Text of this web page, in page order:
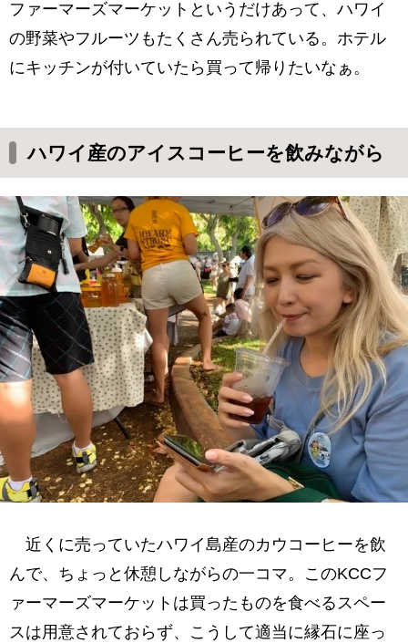
ファーマーズマーケットというだけあって、ハワイ
の野菜やフルーツもたくさん売られている。ホテル
にキッチンが付いていたら買って帰りたいなぁ。
ハワイ産のアイスコーヒーを飲みながら
近くに売っていたハワイ島産のカウコーヒーを飲
んで、ちょっと休憩しながらの一コマ。このKCCフ
ァーマーズマーケットは買ったものを食べるスペー
スは用意されておらず、こうして適当に縁石に座っ